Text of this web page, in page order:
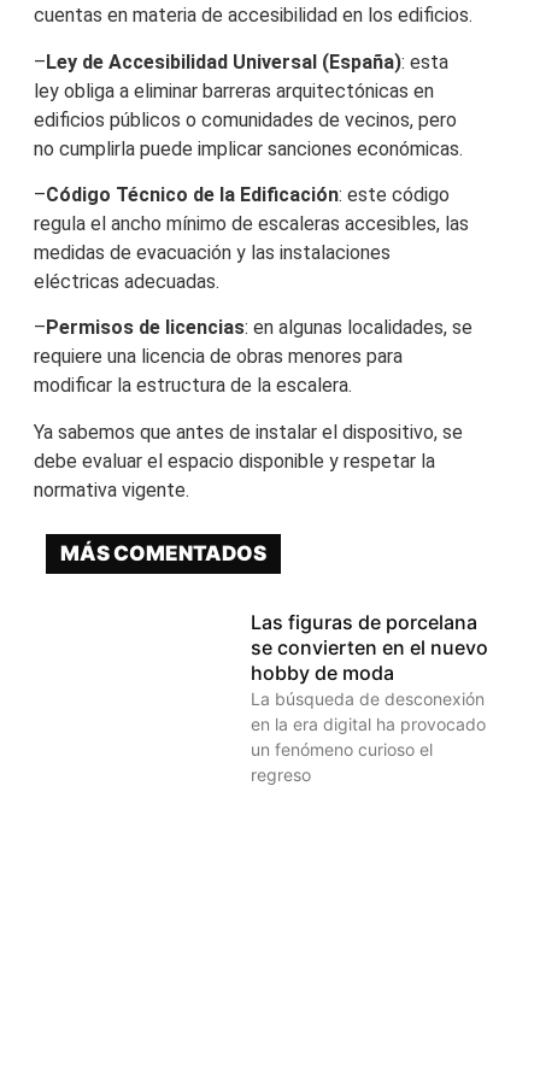
cuentas en materia de accesibilidad en los edificios.
–Ley de Accesibilidad Universal (España): esta
ley obliga a eliminar barreras arquitectónicas en
edificios públicos o comunidades de vecinos, pero
no cumplirla puede implicar sanciones económicas.
–Código Técnico de la Edificación: este código
regula el ancho mínimo de escaleras accesibles, las
medidas de evacuación y las instalaciones
eléctricas adecuadas.
– Permisos de licencias: en algunas localidades, se
requiere una licencia de obras menores para
modificar la estructura de la escalera.
Ya sabemos que antes de instalar el dispositivo, se
debe evaluar el espacio disponible y respetar la
normativa vigente.
MÁS COMENTADOS
Las figuras de porcelana
se convierten en el nuevo
hobby de moda
La búsqueda de desconexión
en la era digital ha provocado
un fenómeno curioso el
regreso